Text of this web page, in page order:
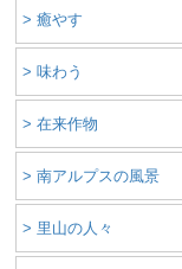
> 癒やす
> 味わう
> 在来作物
> 南アルプスの風景
> 里山の人々